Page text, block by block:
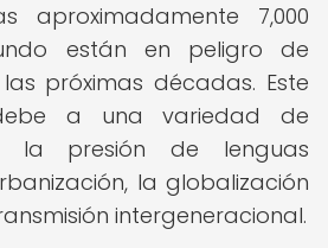
7,000
están en peligro de
próximas décadas. Este
a una variedad de
la presión de lenguas
la globalización
intergeneracional.